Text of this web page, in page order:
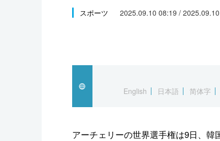
文化
スポーツ・東京2020
スポーツ 2025.09.10 08:19 /
English
日本語 简体字
アーチェリーの世界選手権は9日、